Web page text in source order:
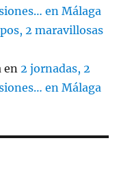
en Málaga
2 maravillosas
en2 jornadas, 2
en Málaga